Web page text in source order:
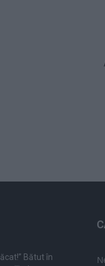
Bătut în